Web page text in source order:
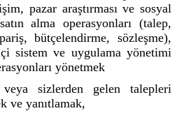
pazar araştırması ve sosyal
alma operasyonları (talep,
bütçelendirme, sözleşme),
sistem ve uygulama yönetimi
yönetmek
sizlerden gelen talepleri
ve yanıtlamak,